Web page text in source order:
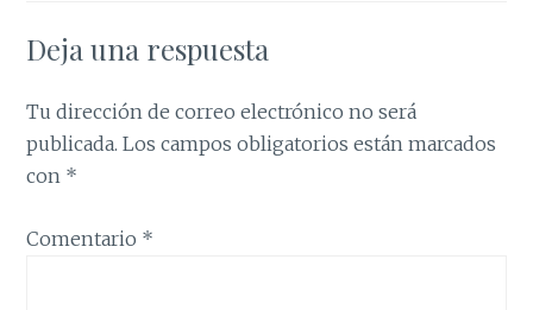
Deja una respuesta
Tu dirección de correo electrónico no será
publicada. Los campos obligatorios están marcados
con *
Comentario *